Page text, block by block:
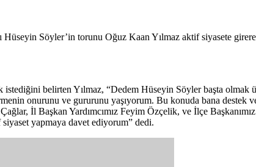
Hüseyin Söyler’in torunu Oğuz Kaan Yılmaz aktif siyasete
belirten Yılmaz, “Dedem Hüseyin Söyler başta
onurunu ve gururunu yaşıyorum. Bu konuda bana destek
İl Başkan Yardımcımız Feyim Özçelik, ve İlçe
yapmaya davet ediyorum” dedi.